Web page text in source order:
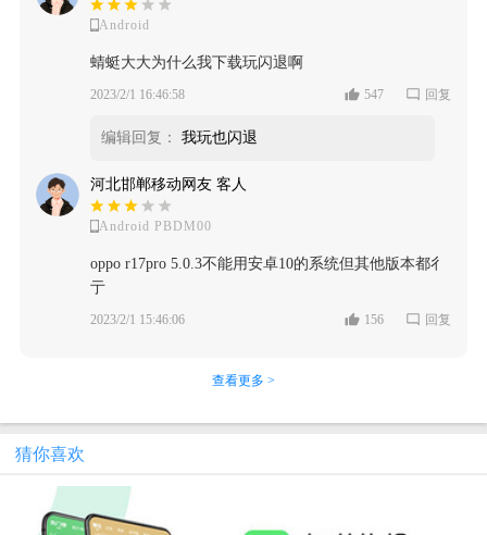
Android
蜻蜓大大为什么我下载玩闪退啊
2023/2/1 16:46:58 547 回复
编辑回复： 我玩也闪退
河北邯郸移动网友 客人
Android PBDM00
oppo r17pro 5.0.3不能用安卓10的系统但其他版本都彳
亍
2023/2/1 15:46:06 156 回复
查看更多 >
猜你喜欢